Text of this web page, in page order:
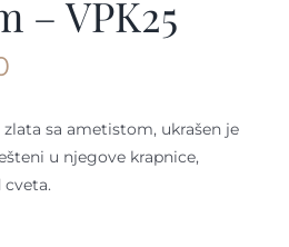
– VPK25
sa ametistom, ukrašen je
u njegove krapnice,